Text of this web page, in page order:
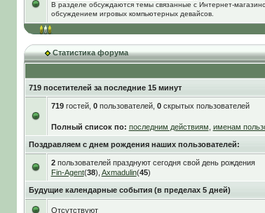
В разделе обсуждаются темы связанные с Интернет-
обсуждением игровых компьютерных девайсов.
Статистика форума
719 посетителей за последние 15 минут
719гостей, 0пользователей, 0скрытых пользователей
Полный список по: последним действиям именам
Поздравляем с днем рождения наших пользователей:
2пользователей празднуют сегодня свой день рождения
Fin-Agent(38), Axmadulin(45)
Будущие календарные события (в пределах 5 дней)
Отсутствуют